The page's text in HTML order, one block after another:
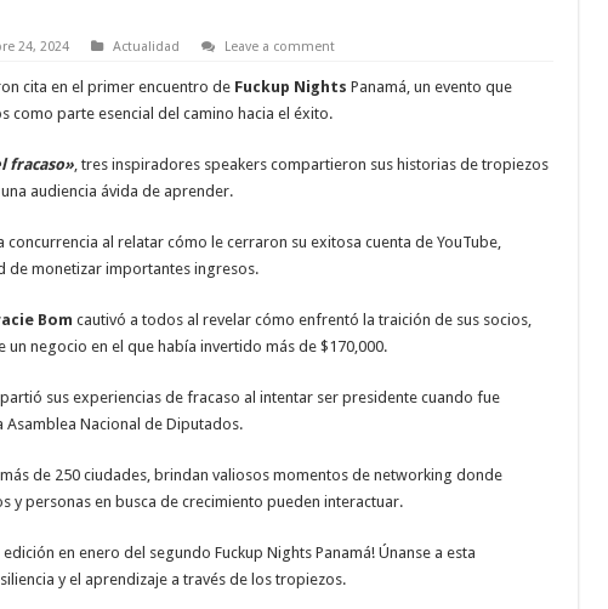
24, 2024 Actualidad Leave a comment
cita en el primer encuentro de Fuckup Nights Panamá, un evento que
como parte esencial del camino hacia el éxito.
fracaso», tres inspiradores speakers compartieron sus historias de tropiezos
audiencia ávida de aprender.
concurrencia al relatar cómo le cerraron su exitosa cuenta de YouTube,
de monetizar importantes ingresos.
Bom cautivó a todos al revelar cómo enfrentó la traición de sus socios,
un negocio en el que había invertido más de $170,000.
sus experiencias de fracaso al intentar ser presidente cuando fue
Asamblea Nacional de Diputados.
de 250 ciudades, brindan valiosos momentos de networking donde
y personas en busca de crecimiento pueden interactuar.
en enero del segundo Fuckup Nights Panamá! Únanse a esta
y el aprendizaje a través de los tropiezos.